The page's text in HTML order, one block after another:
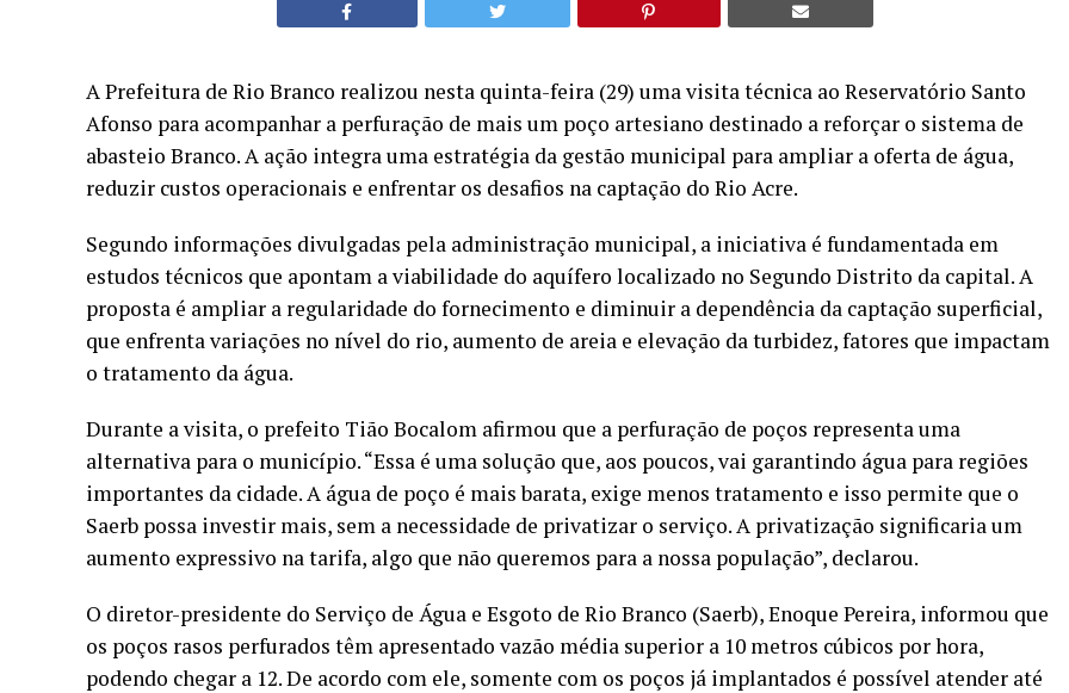
A Prefeitura de Rio Branco realizou nesta quinta-feira (29) uma visita técnica ao Reservatório Santo
Afonso para acompanhar a perfuração de mais um poço artesiano destinado a reforçar o sistema de
abasteio Branco. A ação integra uma estratégia da gestão municipal para ampliar a oferta de água,
reduzir custos operacionais e enfrentar os desafios na captação do Rio Acre.
Segundo informações divulgadas pela administração municipal, a iniciativa é fundamentada em
estudos técnicos que apontam a viabilidade do aquífero localizado no Segundo Distrito da capital. A
proposta é ampliar a regularidade do fornecimento e diminuir a dependência da captação superficial,
que enfrenta variações no nível do rio, aumento de areia e elevação da turbidez, fatores que impactam
o tratamento da água.
Durante a visita, o prefeito Tião Bocalom afirmou que a perfuração de poços representa uma
alternativa para o município. “Essa é uma solução que, aos poucos, vai garantindo água para regiões
importantes da cidade. A água de poço é mais barata, exige menos tratamento e isso permite que o
Saerb possa investir mais, sem a necessidade de privatizar o serviço. A privatização significaria um
aumento expressivo na tarifa, algo que não queremos para a nossa população”, declarou.
O diretor-presidente do Serviço de Água e Esgoto de Rio Branco (Saerb), Enoque Pereira, informou que
os poços rasos perfurados têm apresentado vazão média superior a 10 metros cúbicos por hora,
podendo chegar a 12. De acordo com ele, somente com os poços já implantados é possível atender até